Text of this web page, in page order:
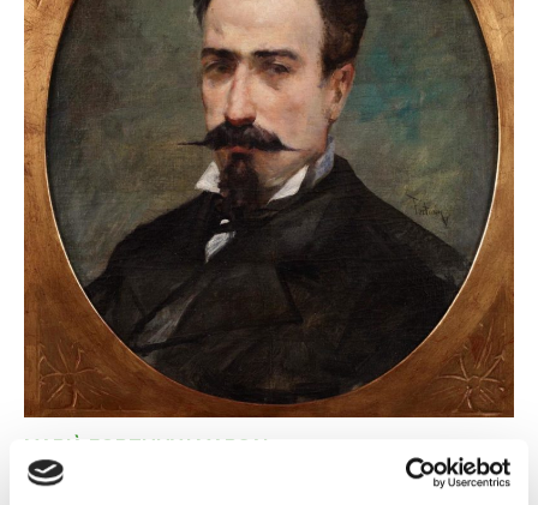
MARIÀ FORTUNY I MARSAL
Retrat Eduardo Rosales